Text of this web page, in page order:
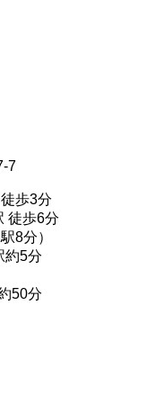
7
歩3分
徒歩6分
8分）
約5分
50分